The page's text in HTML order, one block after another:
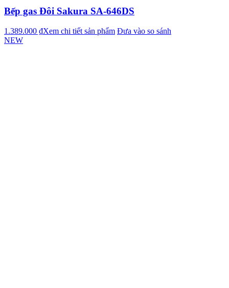
Bếp gas Đôi Sakura SA-646DS
1.389.000 ₫Xem chi tiết sản phẩm Đưa vào so sánh
NEW